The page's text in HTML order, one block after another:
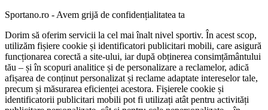
Sportano.ro - Avem grijă de confidențialitatea ta
Dorim să oferim servicii la cel mai înalt nivel sportiv. În acest scop,
utilizăm fișiere cookie și identificatori publicitari mobili, care asigură
funcționarea corectă a site-ului, iar după obținerea consimțământului
tău – și în scopuri analitice și de personalizare a reclamelor, adică
afișarea de conținut personalizat și reclame adaptate intereselor tale,
precum și măsurarea eficienței acestora. Fișierele cookie și
identificatorii publicitari mobili pot fi utilizați atât pentru activități